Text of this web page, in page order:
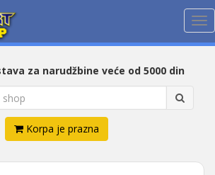
za narudžbine veće od 5000 din
Korpa je prazna